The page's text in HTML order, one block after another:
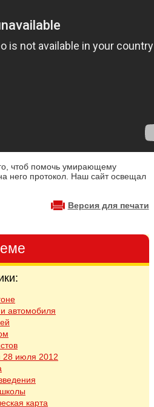
чтоб помочь умирающему
него протокол. Наш сайт освещал
Версия для печати
автомобиля
28 июля 2012
карта